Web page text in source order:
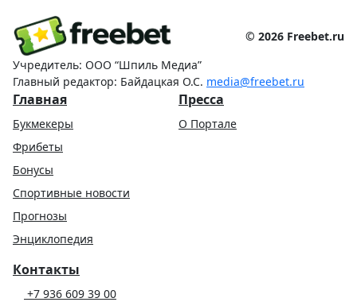
© 2026 Freebet.ru
Учредитель: ООО “Шпиль Медиа”
Главный редактор: Байдацкая О.С. media@freebet.ru
Главная
Букмекеры
Фрибеты
Бонусы
Спортивные новости
Прогнозы
Энциклопедия
Пресса
О Портале
Контакты
+7 936 609 39 00